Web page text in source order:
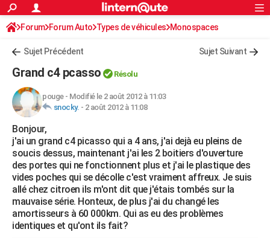
ACTUALITÉS
Politique
Société
Faits Divers
Education
Monde
Villes
+
FINANCE
Retraite
Impôts
Epargne
Immobilier
Risques naturels par ville
Banque
Assurance
Crédit
AUTO
Essais
Réserver un essai
Citadines
Berlines
SUV
Forum auto
+HIGH-TECH
Mobiles
Meilleur smartphone
Internet
Ordinateurs
Jeux vidéo
Guide high-tech
+BRICOLAGE
Forum
Aménagement intérieur
Extérieur
Cuisine
Salle de bains
Jardinage
Rangement
WEEK-END
Guides de France
Escapades
Patrimoine
Expositions
Musées
Week-end nature
LIFESTYLE
Art de vivre
Modes de vie
Rechercher
S'inscrire
Connexion
Forum Forum Auto Types de véhicules Monospaces
Sujet Précédent Sujet Suivant
Grand c4 pcasso Résolu
pouge- Modifié le 2 août 2012 à 11:03
snocky. - 2 août 2012 à 11:08
Bonjour,
j'ai un grand c4 picasso qui a 4 ans, j'ai dejà eu pleins de
soucis dessus, maintenant j'ai les 2 boitiers d'ouverture
des portes qui ne fonctionnent plus et j'ai le plastique des
vides poches qui se décolle c'est vraiment affreux. Je suis
allé chez citroen ils m'ont dit que j'étais tombés sur la
mauvaise série. Honteux, de plus j'ai du changé les
amortisseurs à 60 000km. Qui as eu des problèmes
identiques et qu'ont ils fait?